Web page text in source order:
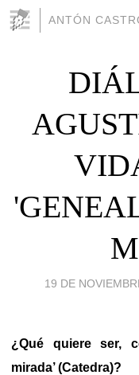
ANTÓN
19 DE
¿Qué quiere ser,
mirada’ (Catedra)?